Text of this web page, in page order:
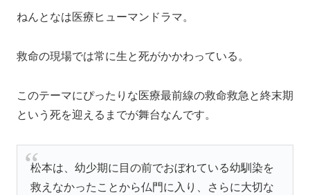
ねんとなは医療ヒューマンドラマ。
救命の現場では常に生と死がかかわっている。
このテーマにぴったりな医療最前線の救命救急と終末期
という死を迎えるまでが舞台なんです。
松本は、幼少期に目の前でおぼれている幼馴染を
救えなかったことから仏門に入り、さらに大切な